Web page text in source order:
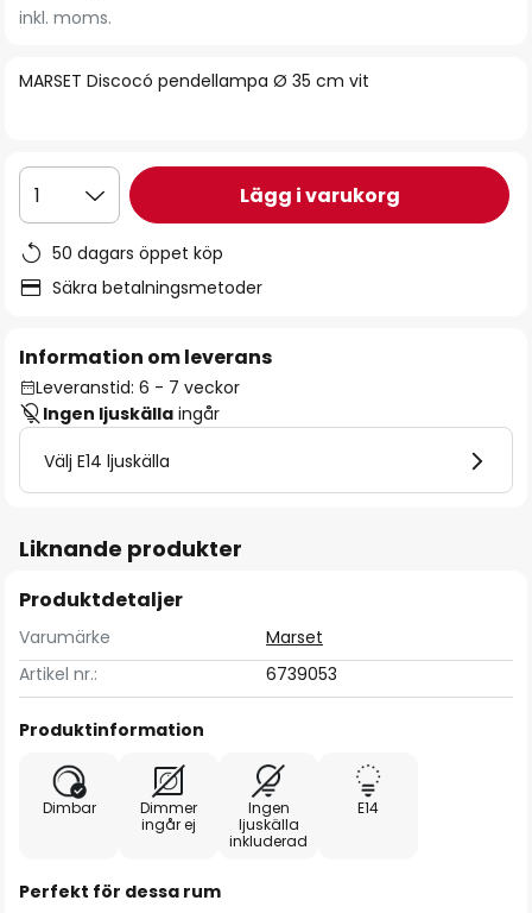
början
bildgalleriet
MARSET Discocó pendellampa Ø 35 cm vit
inkl. moms.
1 Lägg i varukorg
50 dagars öppet köp
Säkra betalningsmetoder
Information om leverans
Leveranstid: 6 - 7 veckor
Ingen ljuskälla ingår
Välj E14 ljuskälla
Liknande produkter
Produktdetaljer
Varumärke
Marset
Artikel nr.:
6739053
Produktinformation
Dimbar
Dimmer
ingår ej
Ingen
ljuskälla
inkluderad
E14
Perfekt för dessa rum